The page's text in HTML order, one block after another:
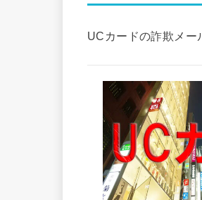
UCカードの詐欺メー